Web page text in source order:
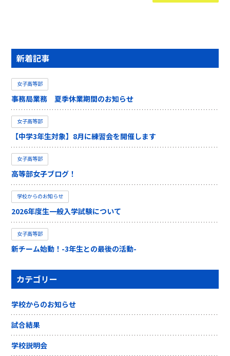
新着記事
女子高等部
事務局業務 夏季休業期間のお知らせ
女子高等部
【中学3年生対象】8月に練習会を開催します
女子高等部
高等部女子ブログ！
学校からのお知らせ
2026年度生一般入学試験について
女子高等部
新チーム始動！-3年生との最後の活動-
カテゴリー
学校からのお知らせ
試合結果
学校説明会